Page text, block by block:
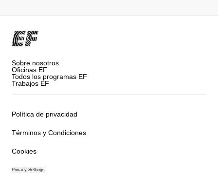
Sobre nosotros
Oficinas EF
Todos los programas EF
Trabajos EF
Política de privacidad
Términos y Condiciones
Cookies
Privacy Settings